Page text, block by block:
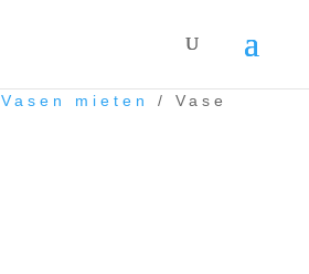
Vasen mieten
/ Vase